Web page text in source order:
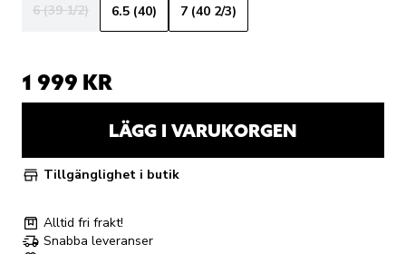
6 (39 1/2) 6.5 (40) 7 (40 2/3)
1 999 KR
LÄGG I VARUKORGEN
Tillgänglighet i butik
Alltid fri frakt!
Snabba leveranser